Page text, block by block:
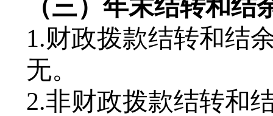
（三）年末结转和结
1.财政拨款结转和结
无。
2.非财政拨款结转和